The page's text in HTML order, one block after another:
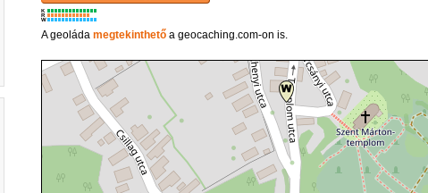
K
R
W
A geoláda megtekinthetőa geocaching.com-on is.